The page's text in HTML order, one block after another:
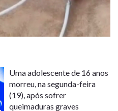
Uma adolescente de 16 anos
morreu, na segunda-feira
(19), após sofrer
queimaduras graves